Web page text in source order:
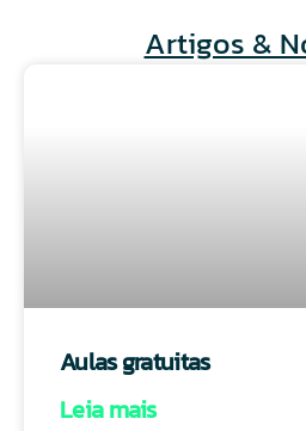
Artigos &
Aulas gratuitas
Leia mais